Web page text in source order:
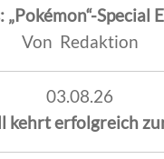
„Pokémon“-Special
Von Redaktion
03.08.26
kehrt erfolgreich